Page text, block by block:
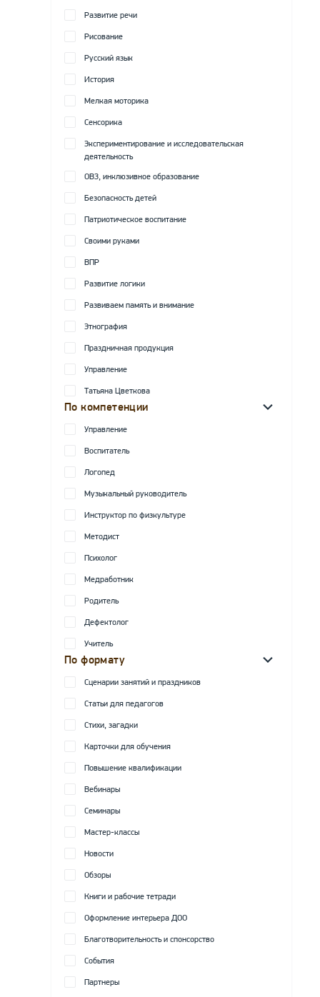
Развитие речи
Рисование
Русский язык
История
Мелкая моторика
Сенсорика
Экспериментирование и исследовательская
деятельность
ОВЗ, инклюзивное образование
Безопасность детей
Патриотическое воспитание
Своими руками
ВПР
Развитие логики
Развиваем память и внимание
Этнография
Праздничная продукция
Управление
Татьяна Цветкова
По компетенции
Управление
Воспитатель
Логопед
Музыкальный руководитель
Инструктор по физкультуре
Методист
Психолог
Медработник
Родитель
Дефектолог
Учитель
По формату
Сценарии занятий и праздников
Статьи для педагогов
Стихи, загадки
Карточки для обучения
Повышение квалификации
Вебинары
Семинары
Мастер-классы
Новости
Обзоры
Книги и рабочие тетради
Оформление интерьера ДОО
Благотворительность и спонсорство
События
Партнеры